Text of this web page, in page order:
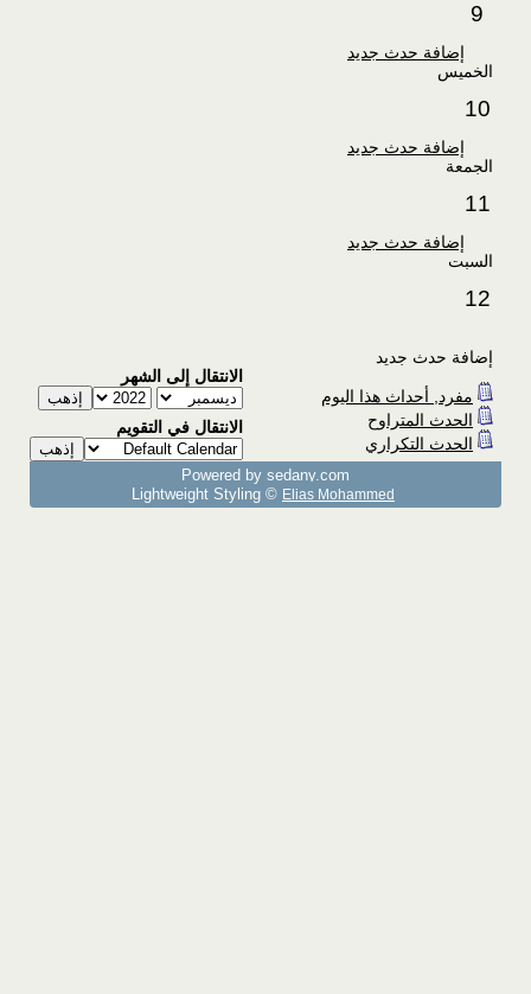
9
إضافة حدث جديد
الخميس
10
إضافة حدث جديد
الجمعة
11
إضافة حدث جديد
السبت
12
إضافة حدث جديد
مفرد, أحداث هذا اليوم
الحدث المتراوح
الحدث التكراري
الانتقال إلى الشهر
الانتقال في التقويم
Powered by sedany.com
Lightweight Styling © Elias Mohammed